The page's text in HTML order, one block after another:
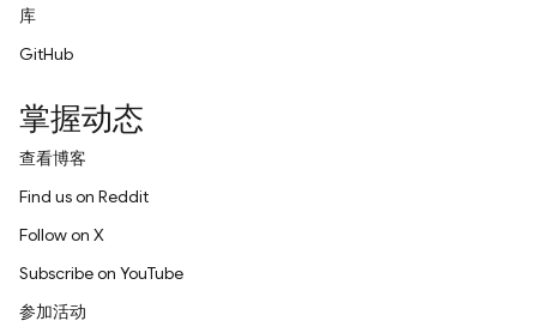
库
GitHub
掌握动态
查看博客
Find us on Reddit
Follow on X
Subscribe on YouTube
参加活动